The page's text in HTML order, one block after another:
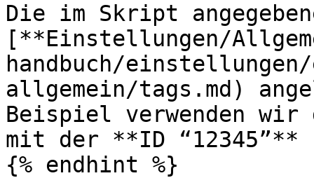
Die im Skript
[**Einstellungen/
handbuch/
allgemein/tags.md)
Beispiel verwenden wir
mit der **ID
{% endhint %}